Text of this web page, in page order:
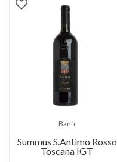
Banfi
Summus S.Antimo Rosso
Toscana IGT